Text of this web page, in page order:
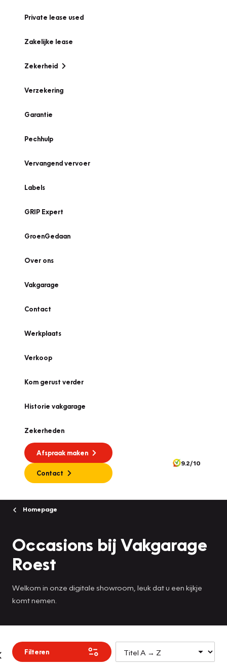
Private lease used
Zakelijke lease
Zekerheid
Verzekering
Garantie
Pechhulp
Vervangend vervoer
Labels
GRIP Expert
GroenGedaan
Over ons
Vakgarage
Contact
Werkplaats
Verkoop
Kom gerust verder
Historie vakgarage
Zekerheden
Afspraak maken
Contact
9.2/10
Homepage
Occasions bij Vakgarage
Roest
Welkom in onze digitale showroom, leuk dat u een kijkje
komt nemen.
Filteren